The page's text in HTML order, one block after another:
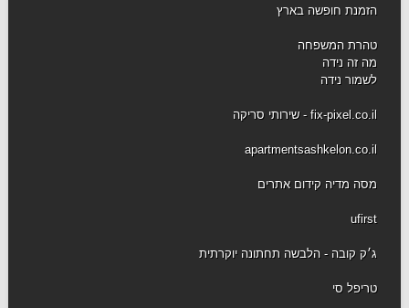
הזמנת חופשה בארץ
טהרת המשפחה
מה זה נידה
לשמור נידה
fix-pixel.co.il - שירותי סריקה
apartmentsashkelon.co.il
מסה מדיה קידום אתרים
ufirst
ג׳ק קובה - הלבשה תחתונה יוקרתית
טריפל סי